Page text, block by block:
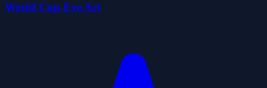
World Cup Eye Art